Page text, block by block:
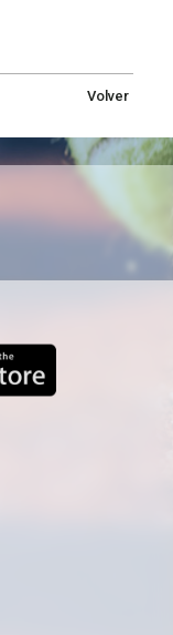
Volver